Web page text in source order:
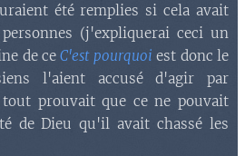
été remplies si cela avait
(j'expliquerai ceci un
de ceC'est pourquoi est donc le
l'aient accusé d'agir par
tout prouvait que ce ne pouvait
de Dieu qu'il avait chassé les